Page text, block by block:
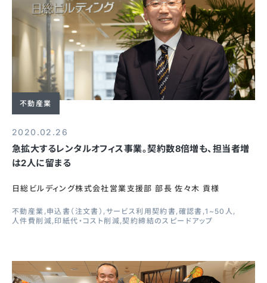
不動産業
2020.02.26
急拡大するレンタルオフィス事業。契約数8倍増も、担当者増
は2人に留まる
日総ビルディング株式会社営業支援部 部長 佐々木 貢様
不動産業 申込書（注文書） サービス利用契約書 確認書 1~50人
人件費削減 印紙代・コスト削減 契約締結のスピードアップ